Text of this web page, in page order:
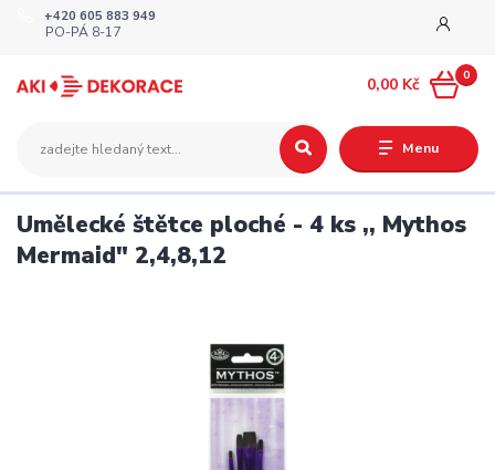
Menu
+420 605 883 949
PO-PÁ 8-17
0
0,00 Kč
Umělecké štětce ploché - 4 ks ,, Mythos
Mermaid" 2,4,8,12